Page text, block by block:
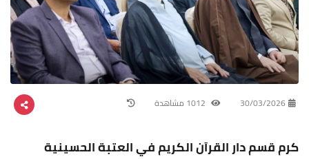
30/03/2026
كرم قسم دار القرآن الكريم في العتبة الحسينية